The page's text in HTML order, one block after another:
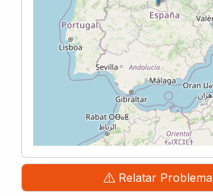
Relatar Problema